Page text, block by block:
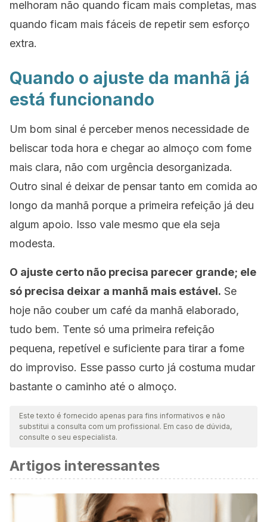
melhoram não quando ficam mais completas, mas
quando ficam mais fáceis de repetir sem esforço
extra.
Quando o ajuste da manhã já
está funcionando
Um bom sinal é perceber menos necessidade de
beliscar toda hora e chegar ao almoço com fome
mais clara, não com urgência desorganizada.
Outro sinal é deixar de pensar tanto em comida ao
longo da manhã porque a primeira refeição já deu
algum apoio. Isso vale mesmo que ela seja
modesta.
O ajuste certo não precisa parecer grande; ele
só precisa deixar a manhã mais estável. Se
hoje não couber um café da manhã elaborado,
tudo bem. Tente só uma primeira refeição
pequena, repetível e suficiente para tirar a fome
do improviso. Esse passo curto já costuma mudar
bastante o caminho até o almoço.
Este texto é fornecido apenas para fins informativos e não
substitui a consulta com um profissional. Em caso de dúvida,
consulte o seu especialista.
Artigos interessantes